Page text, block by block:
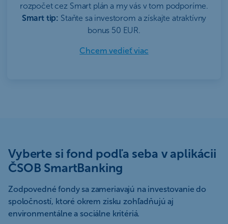
rozpočet cez Smart plán a my vás v tom podporíme.
Smart tip: Staňte sa investorom a získajte atraktívny
bonus 50 EUR.
Chcem vedieť viac
Vyberte si fond podľa seba v aplikácii
ČSOB SmartBanking
Zodpovedné fondy sa zameriavajú na investovanie do
spoločností, ktoré okrem zisku zohľadňujú aj
environmentálne a sociálne kritériá.